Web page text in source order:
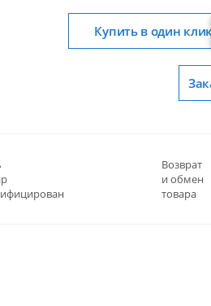
Купить в один клик
Возврат
и обмен
товара